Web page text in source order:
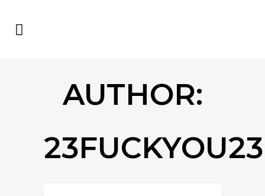
AUTHOR:
23FUCKYOU23